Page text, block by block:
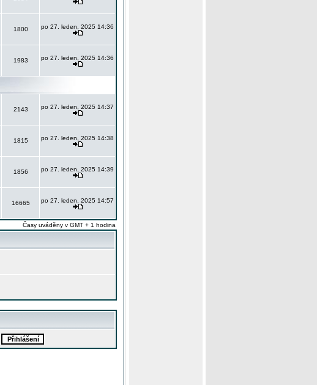
1800 po 27. leden, 2025 14:36
1983 po 27. leden, 2025 14:36
2143 po 27. leden, 2025 14:37
1815 po 27. leden, 2025 14:38
1856 po 27. leden, 2025 14:39
16665 po 27. leden, 2025 14:57
Časy uváděny v GMT + 1 hodina